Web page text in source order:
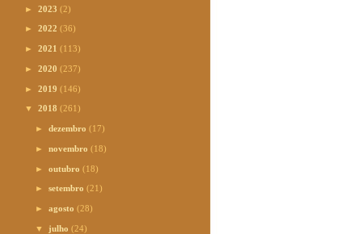
► 2023 (2)
► 2022 (36)
► 2021 (113)
► 2020 (237)
► 2019 (146)
▼ 2018 (261)
►dezembro(17)
►novembro(18)
►outubro(18)
►setembro(21)
►agosto(28)
▼ julho(24)